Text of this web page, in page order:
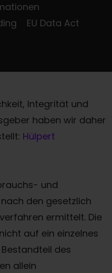
EU Data Act
Integrität und
haben wir daher
Hülpert
und
den gesetzlich
ermittelt. Die
auf ein einzelnes
des
allein